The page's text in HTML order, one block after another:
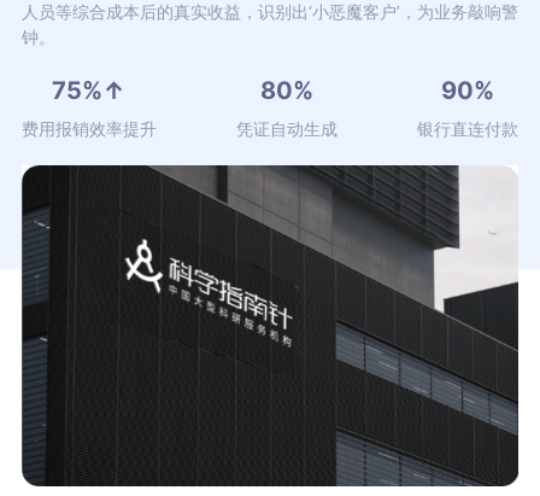
人员等综合成本后的真实收益，识别出‘小恶魔客户’，为业务敲响警
钟。
75%↑
费用报销效率提升
80%
凭证自动生成
90%
银行直连付款